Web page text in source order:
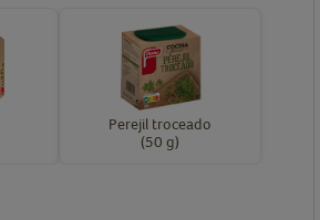
Perejil troceado
(50 g)